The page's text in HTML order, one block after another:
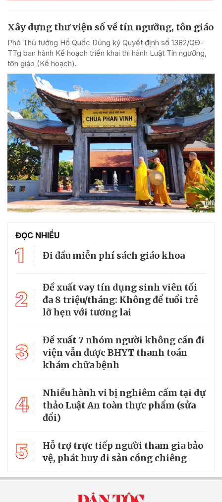
Xây dựng thư viện số về tín ngưỡng, tôn giáo
Phó Thủ tướng Hồ Quốc Dũng ký Quyết định số 1382/QĐ-
TTg ban hành Kế hoạch triển khai thi hành Luật Tín ngưỡng,
tôn giáo (Kế hoạch).
ĐỌC NHIỀU
1 Đi đầu miễn phí sách giáo khoa
2
Đề xuất vay tín dụng sinh viên tối
đa 8 triệu/tháng: Không để tuổi trẻ
lỡ hẹn với tương lai
3
Đề xuất 7 nhóm người không cần đi
viện vẫn được BHYT thanh toán
khám chữa bệnh
4
Nhiều hành vi bị nghiêm cấm tại dự
thảo Luật An toàn thực phẩm (sửa
đổi)
5
Hỗ trợ trực tiếp người tham gia bảo
vệ, phát huy di sản cồng chiêng